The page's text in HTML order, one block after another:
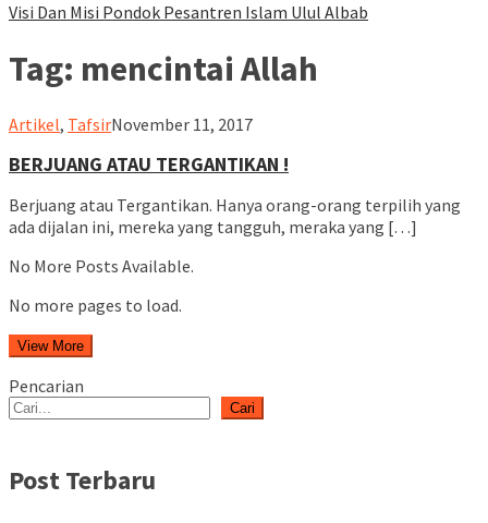
Visi Dan Misi Pondok Pesantren Islam Ulul Albab
Tag: mencintai Allah
Artikel, Tafsirululalbablampung
November 11, 2017
BERJUANG ATAU TERGANTIKAN !
Berjuang atau Tergantikan. Hanya orang-orang terpilih yang
ada dijalan ini, mereka yang tangguh, meraka yang […]
No More Posts Available.
No more pages to load.
View More
Pencarian
Cari
Post Terbaru